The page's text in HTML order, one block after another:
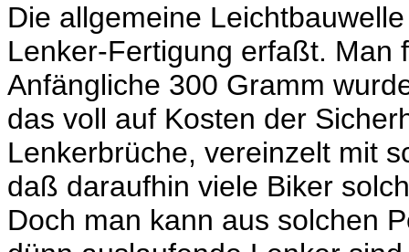
Die allgemeine
Lenker-Fertigung erfaßt. Man
Anfängliche 300 Gramm
das voll auf Kosten der
Lenkerbrüche, vereinzelt mit
daß daraufhin viele Biker
Doch man kann aus solchen